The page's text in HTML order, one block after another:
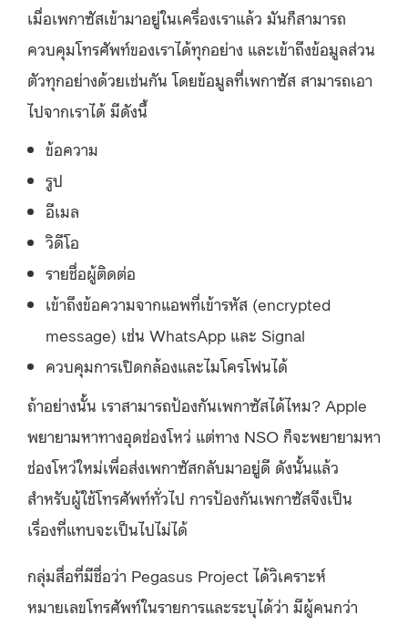
เมื่อเพกาซัสเข้ามาอยู่ในเครื่องเราแล้ว มันก็สามารถ
ควบคุมโทรศัพท์ของเราได้ทุกอย่าง และเข้าถึงข้อมูลส่วน
ตัวทุกอย่างด้วยเช่นกัน โดยข้อมูลที่เพกาซัส สามารถเอา
ไปจากเราได้ มีดังนี้
ข้อความ
รูป
อีเมล
วิดีโอ
รายชื่อผู้ติดต่อ
เข้าถึงข้อความจากแอพที่เข้ารหัส (encrypted
message) เช่น WhatsApp และ Signal
ควบคุมการเปิดกล้องและไมโครโฟนได้
ถ้าอย่างนั้น เราสามารถป้องกันเพกาซัสได้ไหม? Apple
พยายามหาทางอุดช่องโหว่ แต่ทาง NSO ก็จะพยายามหา
ช่องโหว่ใหม่เพื่อส่งเพกาซัสกลับมาอยู่ดี ดังนั้นแล้ว
สำหรับผู้ใช้โทรศัพท์ทั่วไป การป้องกันเพกาซัสจึงเป็น
เรื่องที่แทบจะเป็นไปไม่ได้
กลุ่มสื่อที่มีชื่อว่า Pegasus Project ได้วิเคราะห์
หมายเลขโทรศัพท์ในรายการและระบุได้ว่า มีผู้คนกว่า